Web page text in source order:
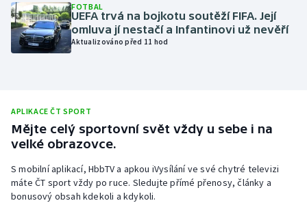
Parasport
Plavání
Rychlostní kanoistika
FOTBAL
UEFA trvá na bojkotu soutěží FIFA. Její
omluva jí nestačí a Infantinovi už nevěří
Aktualizováno před 11 hod
APLIKACE ČT SPORT
Mějte celý sportovní svět vždy u sebe i na
velké obrazovce.
S mobilní aplikací, HbbTV a apkou iVysílání ve své chytré televizi
máte ČT sport vždy po ruce. Sledujte přímé přenosy, články a
bonusový obsah kdekoli a kdykoli.